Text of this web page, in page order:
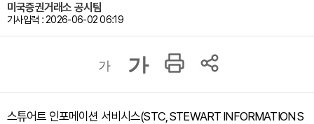
미국증권거래소 공시팀
기사입력 : 2026-06-02 06:19
가 가
스튜어트 인포메이션 서비시스(STC, STEWART INFORMATION S